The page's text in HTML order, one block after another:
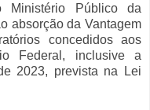
Ministério Público da
absorção da Vantagem
concedidos aos
Federal, inclusive a
2023, prevista na Lei